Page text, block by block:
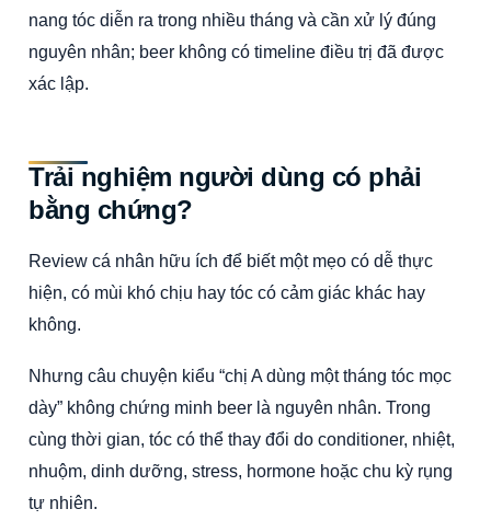
nang tóc diễn ra trong nhiều tháng và cần xử lý đúng
nguyên nhân; beer không có timeline điều trị đã được
xác lập.
Trải nghiệm người dùng có phải
bằng chứng?
Review cá nhân hữu ích để biết một mẹo có dễ thực
hiện, có mùi khó chịu hay tóc có cảm giác khác hay
không.
Nhưng câu chuyện kiểu “chị A dùng một tháng tóc mọc
dày” không chứng minh beer là nguyên nhân. Trong
cùng thời gian, tóc có thể thay đổi do conditioner, nhiệt,
nhuộm, dinh dưỡng, stress, hormone hoặc chu kỳ rụng
tự nhiên.